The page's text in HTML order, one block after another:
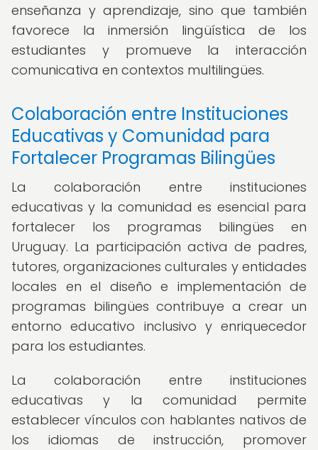
enseñanza y aprendizaje, sino que también
favorece la inmersión lingüística de los
estudiantes y promueve la interacción
comunicativa en contextos multilingües.
Colaboración entre Instituciones
Educativas y Comunidad para
Fortalecer Programas Bilingües
La colaboración entre instituciones
educativas y la comunidad es esencial para
fortalecer los programas bilingües en
Uruguay. La participación activa de padres,
tutores, organizaciones culturales y entidades
locales en el diseño e implementación de
programas bilingües contribuye a crear un
entorno educativo inclusivo y enriquecedor
para los estudiantes.
La colaboración entre instituciones
educativas y la comunidad permite
establecer vínculos con hablantes nativos de
los idiomas de instrucción, promover